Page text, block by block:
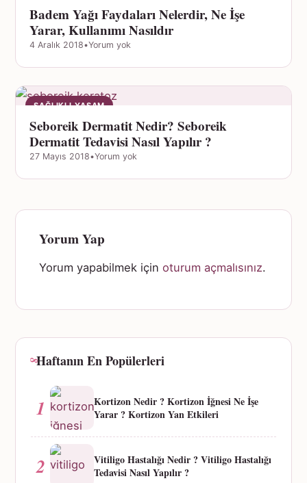
Badem Yağı Faydaları Nelerdir, Ne İşe
Yarar, Kullanımı Nasıldır
4 Aralık 2018•Yorum yok
SAĞLIKLI YAŞAM
Seboreik Dermatit Nedir? Seboreik
Dermatit Tedavisi Nasıl Yapılır ?
27 Mayıs 2018•Yorum yok
Yorum Yap
Yorum yapabilmek için oturum açmalısınız.
Haftanın En Popülerleri
1
Kortizon Nedir ? Kortizon İğnesi Ne İşe
Yarar ? Kortizon Yan Etkileri
2
Vitiligo Hastalığı Nedir ? Vitiligo Hastalığı
Tedavisi Nasıl Yapılır ?